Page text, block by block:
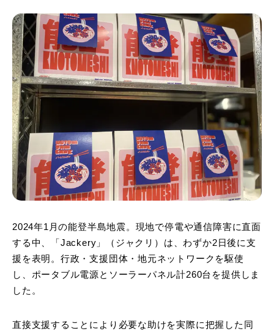
2024年1月の能登半島地震。現地で停電や通信障害に直面
する中、「Jackery」（ジャクリ）は、わずか2日後に支
援を表明。行政・支援団体・地元ネットワークを駆使
し、ポータブル電源とソーラーパネル計260台を提供しま
した。
直接支援することにより必要な助けを実際に把握した同